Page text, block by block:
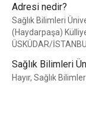
Adresi nedir?
Sağlık Bilimleri
(Haydarpaşa)
ÜSKÜDAR/İSTANBUL
Sağlık Bilimleri
Hayır, Sağlık